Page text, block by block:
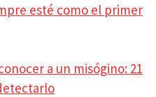
esté como el primer
a un misógino: 21